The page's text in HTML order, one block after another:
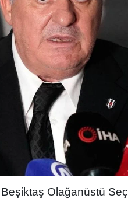
Olağanüstü